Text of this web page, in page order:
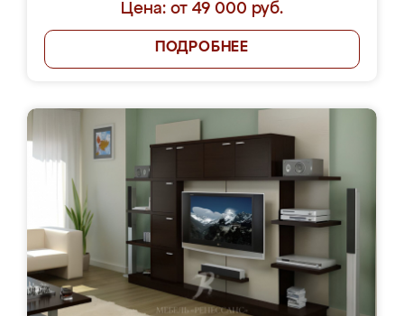
Цена: от 49 000 руб.
ПОДРОБНЕЕ